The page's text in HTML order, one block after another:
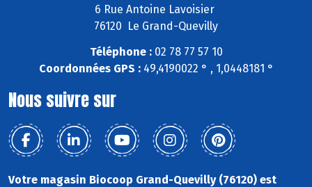
6 Rue Antoine Lavoisier
76120 Le Grand-Quevilly
Téléphone :02 78 77 57 10
Coordonnées GPS :49,4190022 ° , 1,0448181 °
Nous suivre sur
Votre magasin Biocoop Grand-Quevilly (76120) est